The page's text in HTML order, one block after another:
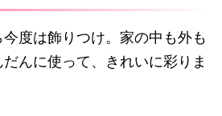
度は飾りつけ。家の中も外も
んに使って、きれいに彩りま